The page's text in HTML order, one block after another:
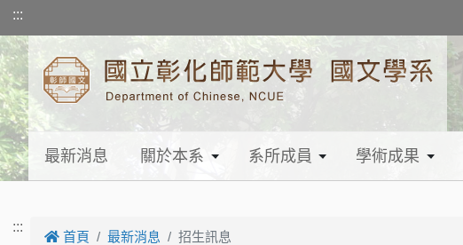
跳到主要內容
:::
最新消息 關於本系 系所成員 學術成果
:::
首頁 最新消息 招生訊息